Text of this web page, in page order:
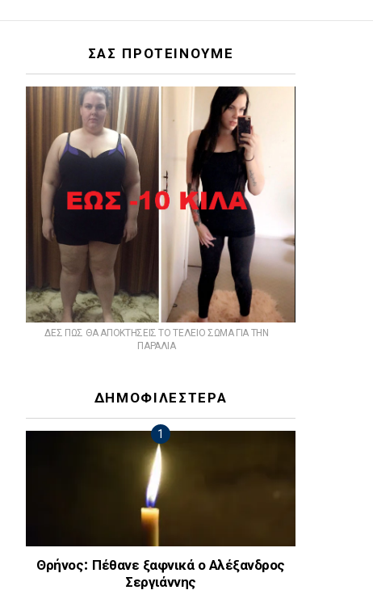
ΣΑΣ ΠΡΟΤΕΙΝΟΥΜΕ
ΔΕΣ ΠΩΣ ΘΑ ΑΠΟΚΤΗΣΕΙΣ ΤΟ ΤΕΛΕΙΟ ΣΩΜΑ ΓΙΑ ΤΗΝ
ΠΑΡΑΛΙΑ
ΔΗΜΟΦΙΛΕΣΤΕΡΑ
Θρήνος: Πέθανε ξαφνικά ο Αλέξανδρος
Σεργιάννης